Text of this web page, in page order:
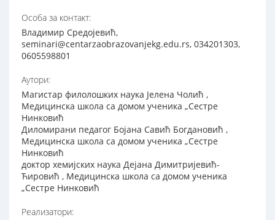
Особа за контакт:
Владимир Средојевић,
seminari@centarzaobrazovanjekg.edu.rs, 034201303,
0605598801
Аутори:
Магистар филолошких наука Јелена Чолић ,
Медицинска школа са домом ученика „Сестре
Нинковић
Диломирани педагог Бојана Савић Богдановић ,
Медицинска школа са домом ученика „Сестре
Нинковић
доктор хемијских наука Дејана Димитријевић-
Ћировић , Медицинска школа са домом ученика
„Сестре Нинковић
Реализатори: